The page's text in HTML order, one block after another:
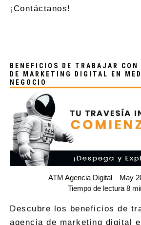
¡Contáctanos!
BENEFICIOS DE TRABAJAR CON
DE MARKETING DIGITAL EN
NEGOCIO
ATM Agencia Digital
May
Tiempo de lectura 8
Descubre los beneficios de
agencia de marketing digital